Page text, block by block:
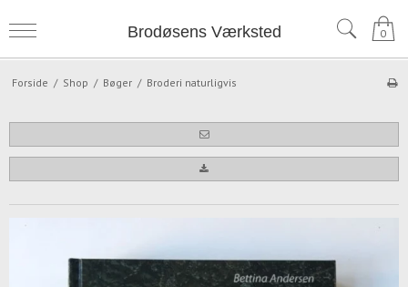
Brodøsens Værksted 0
Forside / Shop / Bøger / Broderi naturligvis